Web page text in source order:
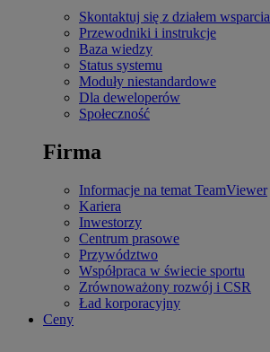
Skontaktuj się z działem wsparcia
Przewodniki i instrukcje
Baza wiedzy
Status systemu
Moduły niestandardowe
Dla deweloperów
Społeczność
Firma
Informacje na temat TeamViewer
Kariera
Inwestorzy
Centrum prasowe
Przywództwo
Współpraca w świecie sportu
Zrównoważony rozwój i CSR
Ład korporacyjny
Ceny